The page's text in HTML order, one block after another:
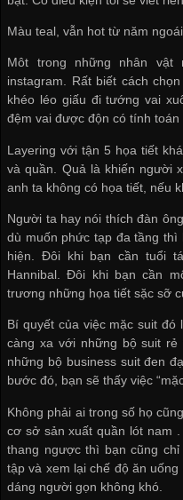
Màu teal, vẫn hot từ năm
Môt trong những nhân vật
instagram. Rất biết cách
khéo léo giấu đi tướng vai
đệm vai được độn có tính toán
Layering với tận 5 họa tiết
và quần. Quả là khiến người
anh ta không có họa tiết, nếu
Người ta hay nói thích đàn
dù muốn phức tạp đa tầng thì
hiện. Đôi khi bạn cần tuổi
Hannibal. Đôi khi bạn cần
trương những họa tiết sặc sỡ
Bí quyết của việc mặc suit
càng xa với những bộ suit
những bộ business suit đen
bước đó, bạn sẽ thấy việc
Không phải ai trong số họ
cơ sở sản xuất quần lót nam
thang ngược thì bạn cũng
tập và xem lại chế độ ăn
dáng người gọn không khó.